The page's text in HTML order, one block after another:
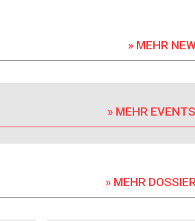
» MEHR
» MEHR
» MEHR